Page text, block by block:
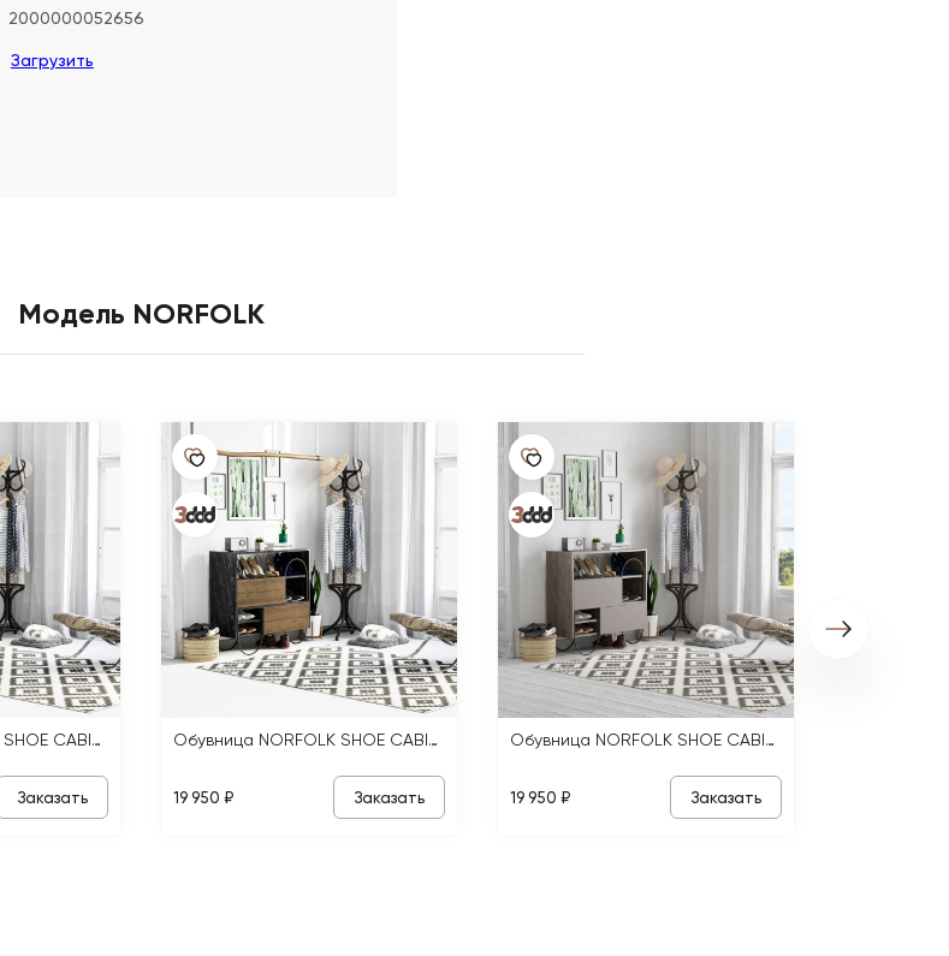
2000000052656
Загрузить
Модель NORFOLK
Обувница NORFOLK SHOE CABINET
Заказать
Обувница NORFOLK SHOE CABINET
19 950 ₽ Заказать
Обувница NORFOLK SHOE CABINET
19 950 ₽ Заказать